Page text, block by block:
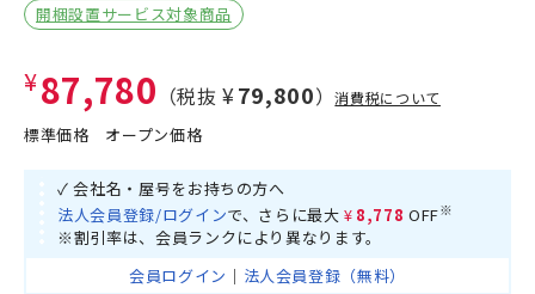
開梱設置サービス対象商品
¥87,780 （税抜 ¥79,800）消費税について
標準価格 オープン価格
✓ 会社名・屋号をお持ちの方へ
法人会員登録/ログインで、さらに最大 ¥8,778 OFF※
※割引率は、会員ランクにより異なります。
会員ログイン ｜ 法人会員登録（無料）